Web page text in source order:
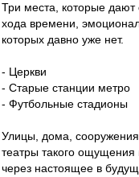
Три места, которые
хода времени,
которых давно уже нет.
- Церкви
- Старые станции метро
- Футбольные стадионы
Улицы, дома,
театры такого ощущения
через настоящее в